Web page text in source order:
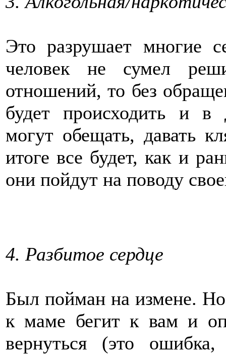
Это разрушает многие
человек не сумел
отношений, то без
будет происходить и
могут обещать, давать
итоге все будет, как и
они пойдут на поводу
4. Разбитое сердце
Был пойман на измене. Но
к маме бегит к вам и
вернуться (это